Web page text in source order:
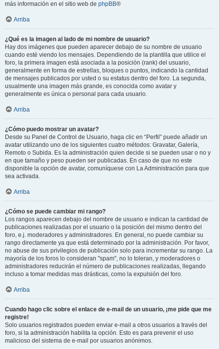
más información en el sitio web de phpBB®
Arriba
¿Qué es la imagen al lado de mi nombre de usuario?
Hay dos imágenes que pueden aparecer debajo de su nombre de usuario
cuando esté viendo los mensajes. Dependiendo de la plantilla que utilice el
foro, la primera imagen está asociada a la posición (rank) del usuario,
generalmente en forma de estrellas, bloques o puntos, indicando la cantidad
de mensajes publicados por usted o su estatus dentro del foro. La segunda,
usualmente una imagen más grande, es conocida como avatar y
generalmente es única o personal para cada usuario.
Arriba
¿Cómo puedo mostrar un avatar?
Desde su Panel de Control de Usuario, haga clic en “Perfil” puede añadir un
avatar utilizando uno de los siguientes cuatro métodos: Gravatar, Galería,
Remoto o Subida. Es la administración quien decide si se pueden usar o no y
en que tamaño y peso pueden ser publicadas. En caso de que no este
disponible la opción de avatar, comuníquese con La Administración para que
sea activada.
Arriba
¿Cómo se puede cambiar mi rango?
Los rangos aparecen debajo del nombre de usuario e indican la cantidad de
publicaciones realizadas por el usuario o la posición del mismo dentro del
foro, e.j. moderadores y administradores. En general, no puede cambiar su
rango directamente ya que está determinado por la administración. Por favor,
no abuse de sus privilegios de publicación solo para incrementar su rango. La
mayoría de los foros lo consideran "spam", no lo toleran, y moderadores o
administradores reducirán el número de publicaciones realizadas, llegando
incluso a tomar medidas mas drásticas, como la expulsión del foro.
Arriba
Cuando hago clic sobre el enlace de e-mail de un usuario, ¡me pide que me
registre!
Solo usuarios registrados pueden enviar e-mail a otros usuarios a través del
foro, si la administración habilita la opción. Esto es para prevenir el uso
malicioso del sistema de e-mail por usuarios anónimos.